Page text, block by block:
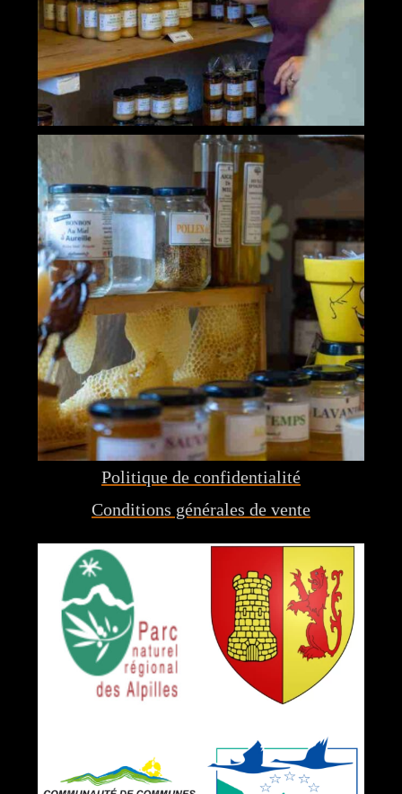
Politique de confidentialité
Conditions générales de vente